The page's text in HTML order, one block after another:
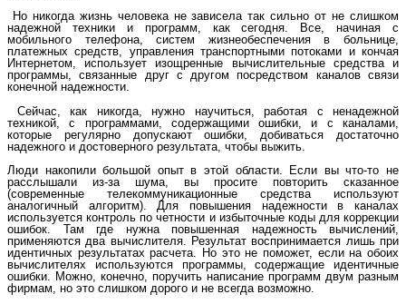
Но никогда жизнь человека не зависела так сильно от не слишком
надежной техники и программ, как сегодня. Все, начиная с
мобильного телефона, систем жизнеобеспечения в больнице,
платежных средств, управления транспортными потоками и кончая
Интернетом, использует изощренные вычислительные средства и
программы, связанные друг с другом посредством каналов связи
конечной надежности.
Сейчас, как никогда, нужно научиться, работая с ненадежной
техникой, с программами, содержащими ошибки, и с каналами,
которые регулярно допускают ошибки, добиваться достаточно
надежного и достоверного результата, чтобы выжить.
Люди накопили большой опыт в этой области. Если вы что-то не
расслышали из-за шума, вы просите повторить сказанное
(современные телекоммуникационные средства используют
аналогичный алгоритм). Для повышения надежности в каналах
используется контроль по четности и избыточные коды для коррекции
ошибок. Там где нужна повышенная надежность вычислений,
применяются два вычислителя. Результат воспринимается лишь при
идентичных результатах расчета. Но это не поможет, если на обоих
вычислителях используются программы, содержащие идентичные
ошибки. Можно, конечно, поручить написание программ двум разным
фирмам, но это слишком дорого и не всегда возможно.